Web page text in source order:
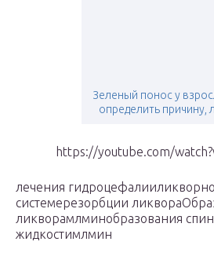
Зеленый понос у
определить причину,
https://youtube.com/
лечения
системерезорбции
ликворамлминобразования
жидкостимлмин